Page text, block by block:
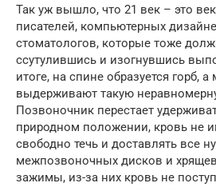
Так уж вышло, что 21 век – это
писателей, компьютерных
стоматологов, которые тоже
ссутулившись и изогнувшись
итоге, на спине образуется
выдерживают такую
Позвоночник перестает
природном положении, кровь не
свободно течь и доставлять все
межпозвоночных дисков и
зажимы, из-за них кровь не